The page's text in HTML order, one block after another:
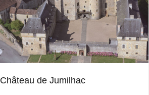
Château de Jumilhac